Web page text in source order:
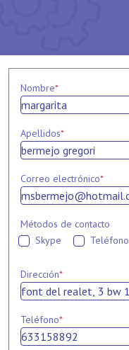
Nombre*
Apellidos*
Correo electrónico*
Métodos de contacto
Skype
Teléfono
Dirección*
Teléfono*